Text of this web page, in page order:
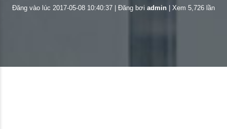
Đăng vào lúc 2017-05-08 10:40:37 Đăng bơi admin Xem 5,726 lần